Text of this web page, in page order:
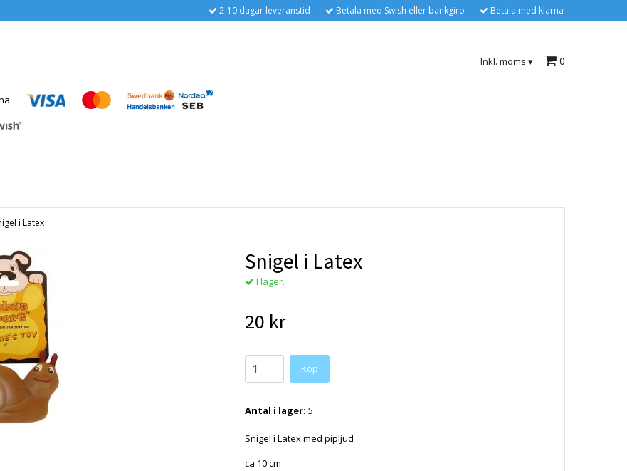
2-10 dagar leveranstid Betala med Swish eller bankgiro Betala med klarna
Inkl. moms ▾ 0
i Latex
Snigel i Latex
I lager.
20 kr
Köp
Antal i lager: 5
Snigel i Latex med pipljud
ca 10 cm